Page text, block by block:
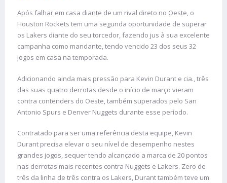
Após falhar em casa diante de um rival direto no Oeste, o
Houston Rockets tem uma segunda oportunidade de superar
os Lakers diante do seu torcedor, fazendo jus à sua excelente
campanha como mandante, tendo vencido 23 dos seus 32
jogos em casa na temporada.
Adicionando ainda mais pressão para Kevin Durant e cia., três
das suas quatro derrotas desde o início de março vieram
contra contenders do Oeste, também superados pelo San
Antonio Spurs e Denver Nuggets durante esse período.
Contratado para ser uma referência desta equipe, Kevin
Durant precisa elevar o seu nível de desempenho nestes
grandes jogos, sequer tendo alcançado a marca de 20 pontos
nas derrotas mais recentes contra Nuggets e Lakers. Zero de
três da linha de três contra os Lakers, Durant também teve um